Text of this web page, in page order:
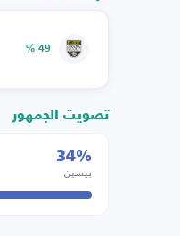
49 %
تصويت الجمهور
34%
بيسين